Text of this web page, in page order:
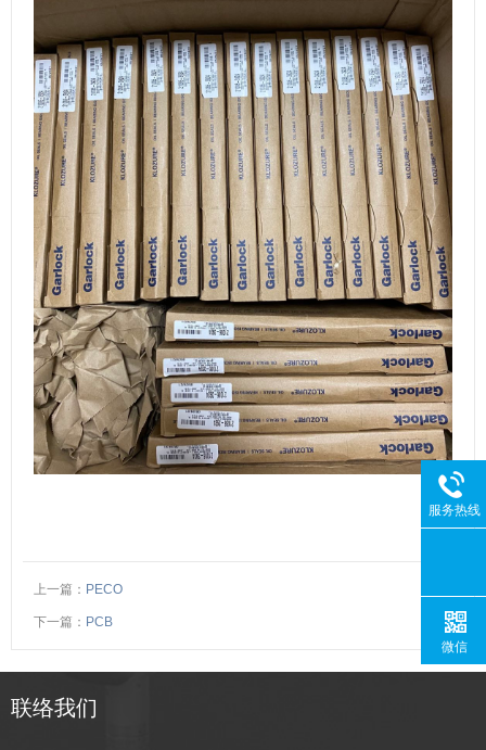
上一篇： PECO
下一篇： PCB
联络我们
服务热线
微信